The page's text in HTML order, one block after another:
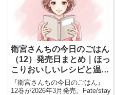
衛宮さんちの今日のごはん
（12）発売日まとめ｜ほっ
こりおいしいレシピと温か
な日常
『衛宮さんちの今日のごはん』
12巻が2026年3月発売。Fate/stay